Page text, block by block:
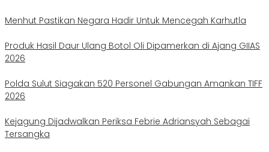
Menhut Pastikan Negara Hadir Untuk Mencegah Karhutla
Produk Hasil Daur Ulang Botol Oli Dipamerkan di Ajang GIIAS
2026
Polda Sulut Siagakan 520 Personel Gabungan Amankan TIFF
2026
Kejagung Dijadwalkan Periksa Febrie Adriansyah Sebagai
Tersangka